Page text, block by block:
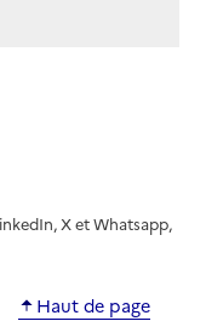
X et Whatsapp,
Haut de page